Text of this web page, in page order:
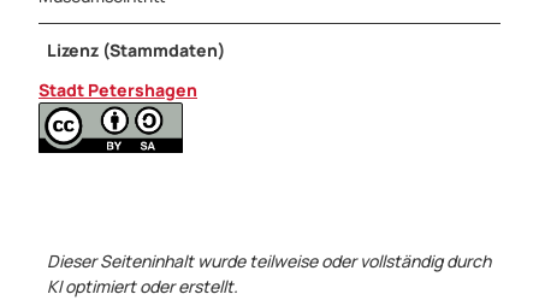
Lizenz (Stammdaten)
Stadt Petershagen
Dieser Seiteninhalt wurde teilweise oder vollständig durch
KI optimiert oder erstellt.